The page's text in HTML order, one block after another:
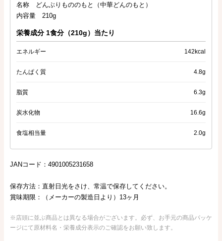
名称 どんぶりもののもと（中華どんのもと）
内容量 210g
栄養成分 1食分（210g）当たり
エネルギー 142kcal
たんぱく質 4.8g
脂質 6.3g
炭水化物 16.6g
食塩相当量 2.0g
JANコード：4901005231658
保存方法：直射日光をさけ、常温で保存してください。
賞味期限：（メーカーの製造日より）13ヶ月
※店頭に並ぶ商品とは異なる場合がございます。必ず、お手元の商品パッケ
ージにて原材料名・栄養成分表示のご確認をお願い致します。